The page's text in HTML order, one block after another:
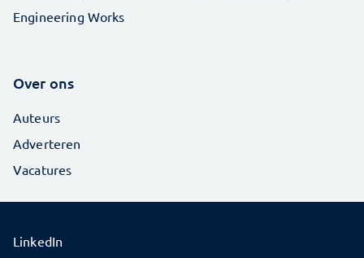
Engineering Works
Over ons
Auteurs
Adverteren
Vacatures
LinkedIn